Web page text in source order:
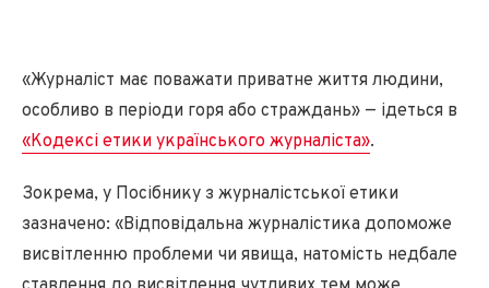
«Журналіст має поважати приватне життя людини,
особливо в періоди горя або страждань» — ідеться в
«Кодексі етики українського журналіста».
Зокрема, у Посібнику з журналістської етики
зазначено: «Відповідальна журналістика допоможе
висвітленню проблеми чи явища, натомість недбале